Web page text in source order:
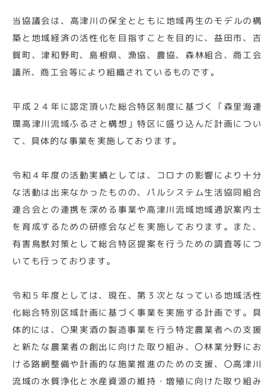
当協議会は、高津川の保全とともに地域再生のモデルの構
築と地域経済の活性化を目指すことを目的に、益田市、吉
賀町、津和野町、島根県、漁協、農協、森林組合、商工会
議所、商工会等により組織されているものです。
平成２４年に認定頂いた総合特区制度に基づく「森里海連
環高津川流域ふるさと構想」特区に盛り込んだ計画につい
て、具体的な事業を実施しております。
令和４年度の活動実績としては、コロナの影響により十分
な活動は出来なかったものの、パルシステム生活協同組合
連合会との連携を深める事業や高津川流域地域通訳案内士
を育成するための研修会などを実施しております。また、
有害鳥獣対策として総合特区提案を行うための調査等につ
いても行っております。
令和５年度としては、現在、第３次となっている地域活性
化総合特別区域計画に基づく事業を実施する計画です。具
体的には、〇果実酒の製造事業を行う特定農業者への支援
と新たな農業者の創出に向けた取り組み、〇林業分野にお
ける路網整備や計画的な施業推進のための支援、〇高津川
流域の水質浄化と水産資源の維持・増殖に向けた取り組み